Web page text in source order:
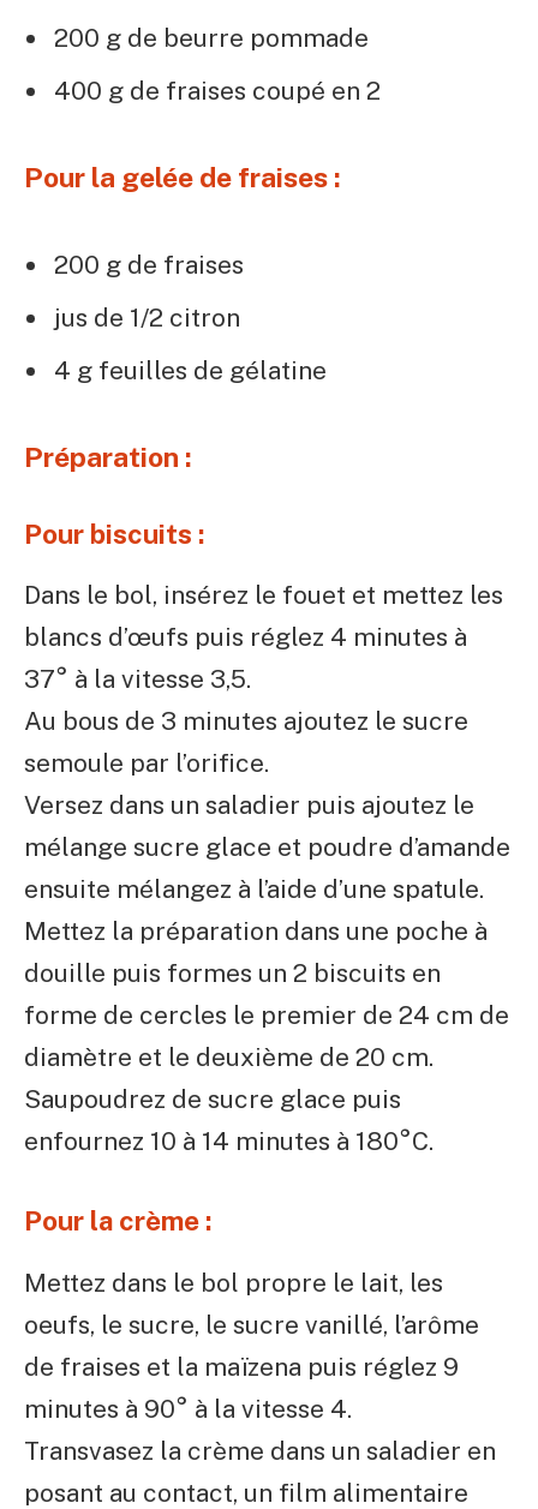
200 g de beurre pommade
400 g de fraises coupé en 2
Pour la gelée de fraises :
200 g de fraises
jus de 1/2 citron
4 g feuilles de gélatine
Préparation :
Pour biscuits :
Dans le bol, insérez le fouet et mettez les
blancs d’œufs puis réglez 4 minutes à
37° à la vitesse 3,5.
Au bous de 3 minutes ajoutez le sucre
semoule par l’orifice.
Versez dans un saladier puis ajoutez le
mélange sucre glace et poudre d’amande
ensuite mélangez à l’aide d’une spatule.
Mettez la préparation dans une poche à
douille puis formes un 2 biscuits en
forme de cercles le premier de 24 cm de
diamètre et le deuxième de 20 cm.
Saupoudrez de sucre glace puis
enfournez 10 à 14 minutes à 180°C.
Pour la crème :
Mettez dans le bol propre le lait, les
oeufs, le sucre, le sucre vanillé, l’arôme
de fraises et la maïzena puis réglez 9
minutes à 90° à la vitesse 4.
Transvasez la crème dans un saladier en
posant au contact, un film alimentaire